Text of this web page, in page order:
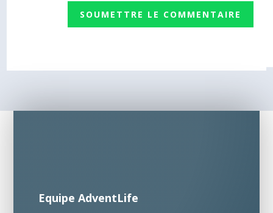
SOUMETTRE LE COMMENTAIRE
Equipe AdventLife